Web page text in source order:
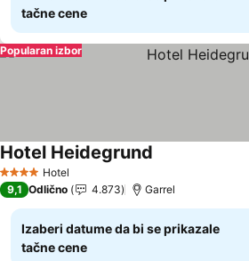
tačne cene
Popularan izbor
4 ZvezdiceHotel
Hotel Heidegrund
9,1 Odlično 4.873 Garrel
Izaberi datume da bi se prikazale
tačne cene